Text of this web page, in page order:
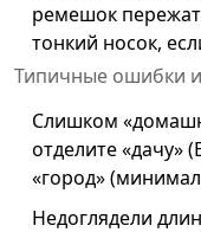
ремешок
тонкий носок,
Типичные ошибки и
Слишком
отделите «дачу»
«город»
Недоглядели